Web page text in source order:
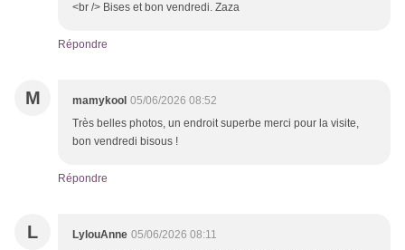
<br /> Bises et bon vendredi. Zaza
Répondre
M mamykool 05/06/2026 08:52
Très belles photos, un endroit superbe merci pour la visite,
bon vendredi bisous !
Répondre
L LylouAnne 05/06/2026 08:11